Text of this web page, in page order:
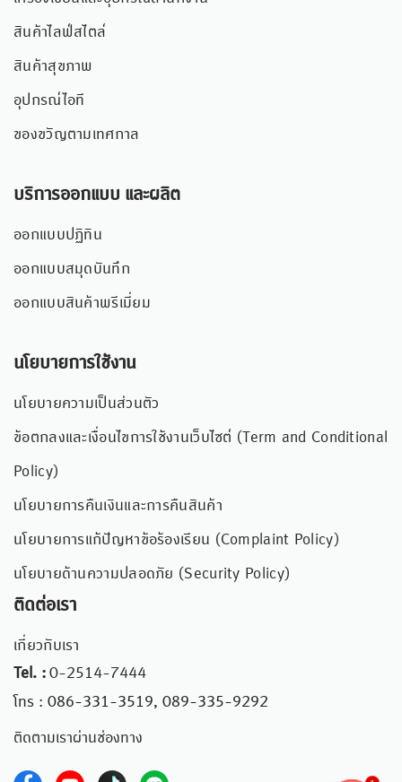
สินค้าไลฟ์สไตล์
สินค้าสุขภาพ
อุปกรณ์ไอที
ของขวัญตามเทศกาล
บริการออกแบบ และผลิต
ออกแบบปฏิทิน
ออกแบบสมุดบันทึก
ออกแบบสินค้าพรีเมี่ยม
นโยบายการใช้งาน
นโยบายความเป็นส่วนตัว
ข้อตกลงและเงื่อนไขการใช้งานเว็บไซต์ (Term and Conditional
Policy)
นโยบายการคืนเงินและการคืนสินค้า
นโยบายการแก้ปัญหาข้อร้องเรียน (Complaint Policy)
นโยบายด้านความปลอดภัย (Security Policy)
ติดต่อเรา
เกี่ยวกับเรา
Tel. :0-2514-7444
โทร : 086-331-3519, 089-335-9292
ติดตามเราผ่านช่องทาง